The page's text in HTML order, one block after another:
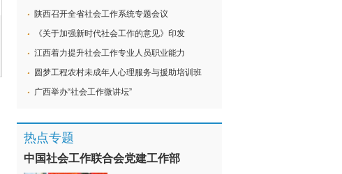
8 14 9 14
陕西召开全省社会工作系统专题会议
《关于加强新时代社会工作的意见》印发
江西着力提升社会工作专业人员职业能力
圆梦工程农村未成年人心理服务与援助培训班
广西举办“社会工作微讲坛”
热点专题
中国社会工作联合会党建工作部